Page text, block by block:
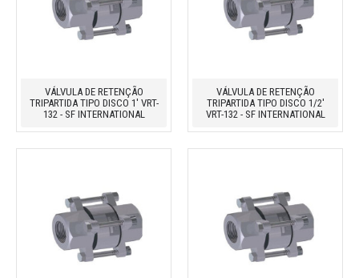
VÁLVULA DE RETENÇÃO
TRIPARTIDA TIPO DISCO 1' VRT-
132 - SF INTERNATIONAL
VÁLVULA DE RETENÇÃO
TRIPARTIDA TIPO DISCO 1/2'
VRT-132 - SF INTERNATIONAL